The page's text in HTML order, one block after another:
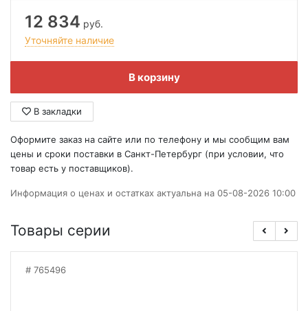
12 834 руб.
Уточняйте наличие
В корзину
В закладки
Оформите заказ на сайте или по телефону и мы сообщим вам
цены и сроки поставки в Санкт-Петербург (при условии, что
товар есть у поставщиков).
Информация о ценах и остатках актуальна на 05-08-2026 10:00
Товары серии
765496